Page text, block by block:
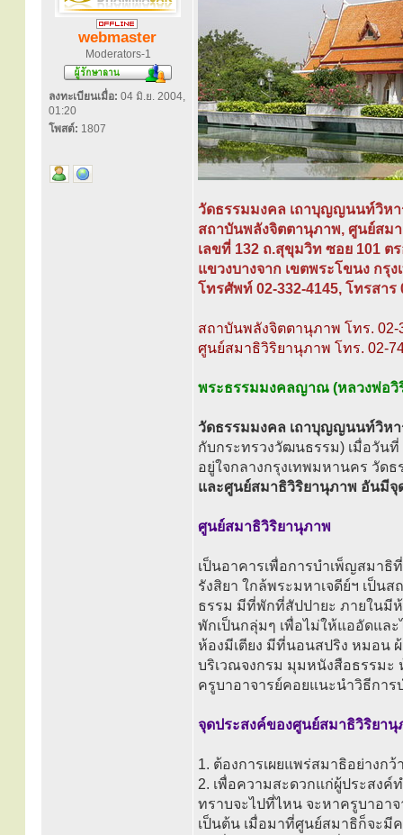
webmaster
Moderators-1
ลงทะเบียนเมื่อ: 04 มิ.ย. 2004,
01:20
โพสต์: 1807
วัดธรรมมงคล เถาบุญญนนท์วิหา
สถาบันพลังจิตตานุภาพ, ศูนย์สม
เลขที่ 132 ถ.สุขุมวิท ซอย 101
แขวงบางจาก เขตพระโขนง กรุ
โทรศัพท์ 02-332-4145, โทรสาร
สถาบันพลังจิตตานุภาพ โทร. 02-
ศูนย์สมาธิวิริยานุภาพ โทร. 02-
พระธรรมมงคลญาณ (หลวงพ่อวิ
วัดธรรมมงคล เถาบุญญนนท์วิหา
กับกระทรวงวัฒนธรรม) เมื่อวัน
อยู่ใจกลางกรุงเทพมหานคร วัด
และศูนย์สมาธิวิริยานุภาพ อันมีจุ
ศูนย์สมาธิวิริยานุภาพ
เป็นอาคารเพื่อการบำเพ็ญสมา
รังสิยา ใกล้พระมหาเจดีย์ฯ เป็น
ธรรม มีที่พักที่สัปปายะ ภายในมี
พักเป็นกลุ่มๆ เพื่อไม่ให้แออัดแล
ห้องมีเตียง มีที่นอนสปริง หมอน
บริเวณจงกรม มุมหนังสือธรรมะ
ครูบาอาจารย์คอยแนะนำวิธีกา
จุดประสงค์ของศูนย์สมาธิวิริยานุ
1. ต้องการเผยแพร่สมาธิอย่างก
2. เพื่อความสะดวกแก่ผู้ประสง
ทราบจะไปที่ไหน จะหาครูบาอา
เป็นต้น เมื่อมาที่ศูนย์สมาธิก็จะมี